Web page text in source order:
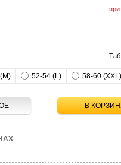
при
52-54 (L) 58-60 (XXL)
В